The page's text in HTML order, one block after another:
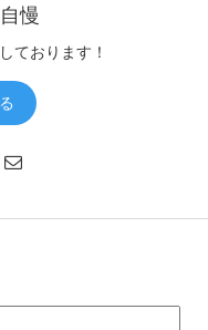
慢
ております！